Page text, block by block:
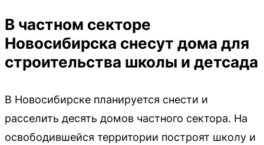
В частном секторе
Новосибирска снесут дома для
строительства школы и детсада
В Новосибирске планируется снести и
расселить десять домов частного сектора. На
освободившейся территории построят школу и